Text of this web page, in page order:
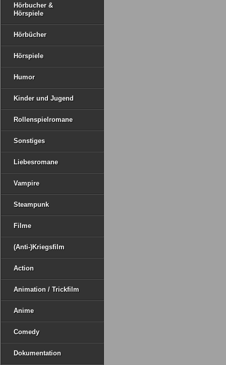
Hörbucher &
Hörspiele
Hörbücher
Hörspiele
Humor
Kinder und Jugend
Rollenspielromane
Sonstiges
Liebesromane
Vampire
Steampunk
Filme
(Anti-)Kriegsfilm
Action
Animation / Trickfilm
Anime
Comedy
Dokumentation